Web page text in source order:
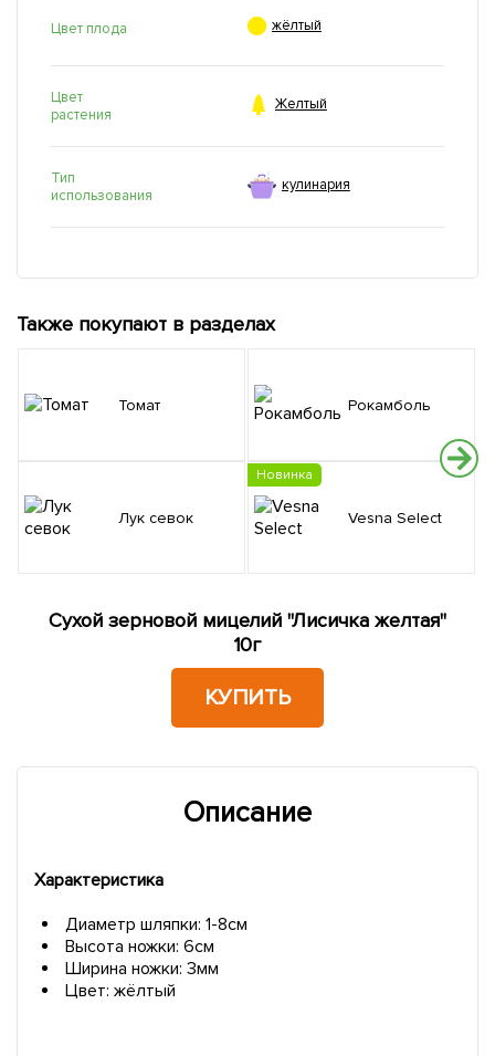
Цвет плода  жёлтый
Цвет
растения
 Желтый
Тип
использования
кулинария
Также покупают в разделах
Томат
Лук севок
Рокамболь
Новинка
Vesna Select
Сухой зерновой мицелий "Лисичка желтая"
10г
КУПИТЬ
Описание
Характеристика
Диаметр шляпки: 1-8см
Высота ножки: 6см
Ширина ножки: 3мм
Цвет: жёлтый